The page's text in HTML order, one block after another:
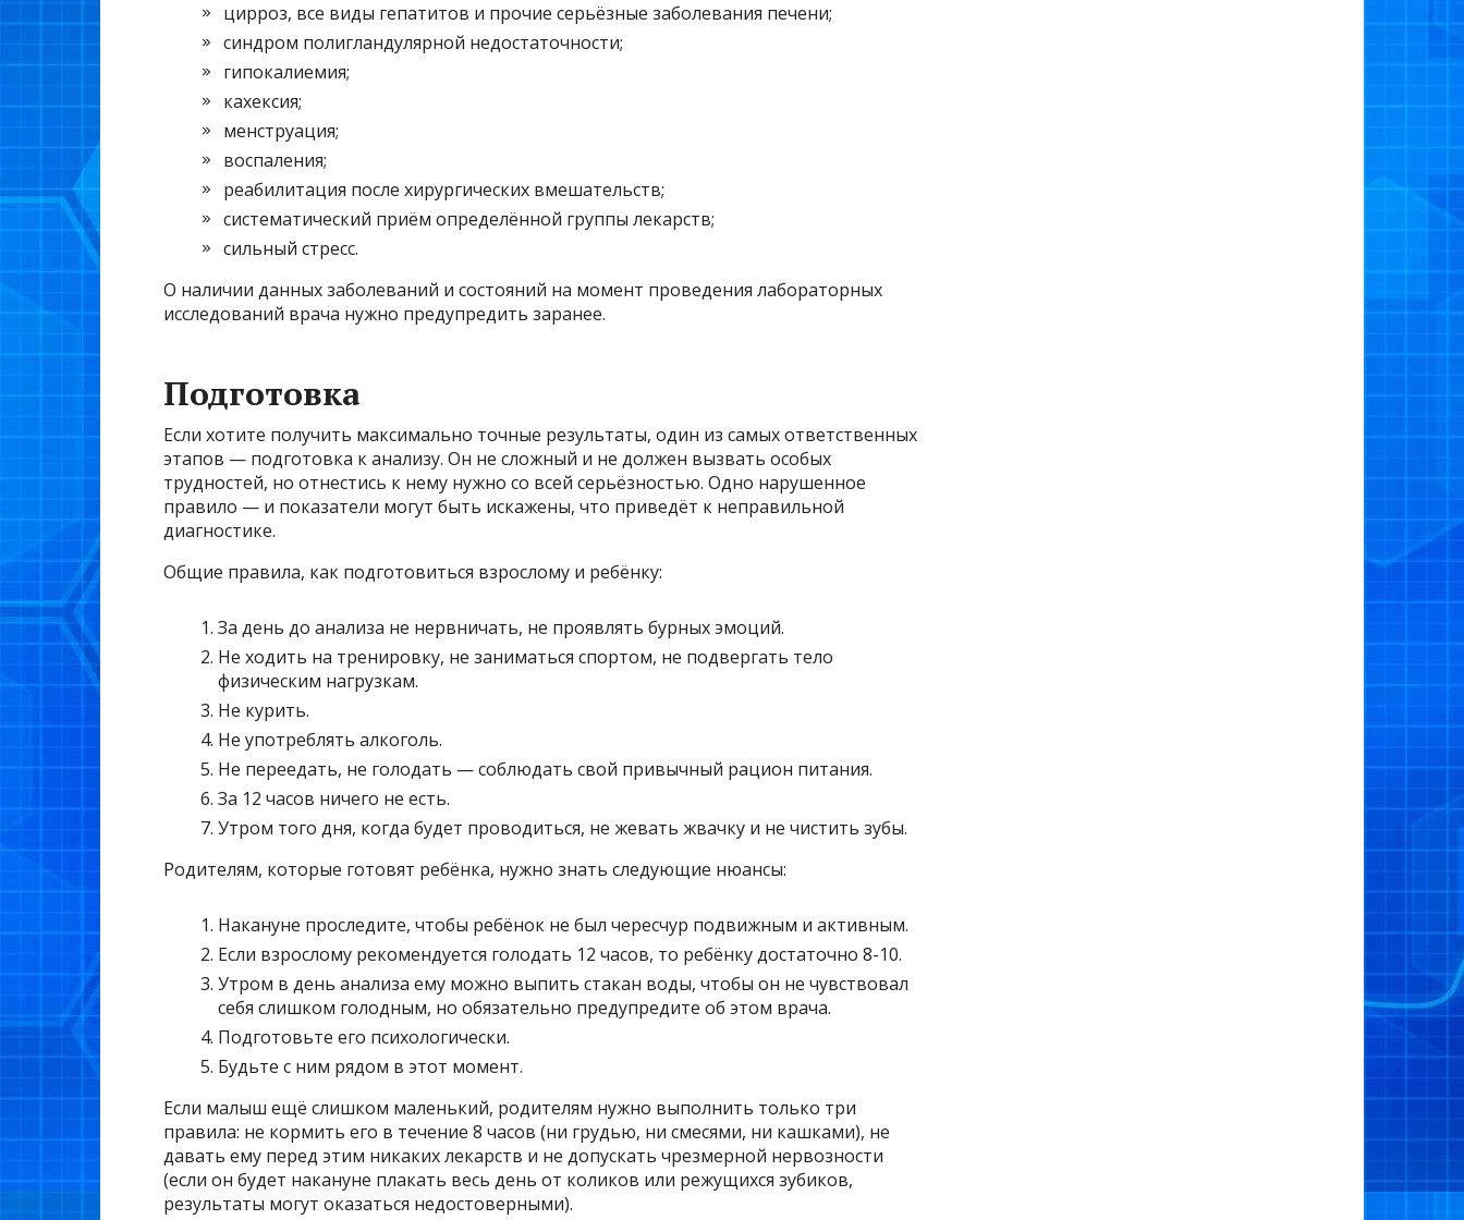
цирроз, все виды гепатитов и прочие серьёзные заболевания печени;
синдром полигландулярной недостаточности;
гипокалиемия;
кахексия;
менструация;
воспаления;
реабилитация после хирургических вмешательств;
систематический приём определённой группы лекарств;
сильный стресс.
О наличии данных заболеваний и состояний на момент проведения лабораторных
исследований врача нужно предупредить заранее.
Подготовка
Если хотите получить максимально точные результаты, один из самых ответственных
этапов — подготовка к анализу. Он не сложный и не должен вызвать особых
трудностей, но отнестись к нему нужно со всей серьёзностью. Одно нарушенное
правило — и показатели могут быть искажены, что приведёт к неправильной
диагностике.
Общие правила, как подготовиться взрослому и ребёнку:
За день до анализа не нервничать, не проявлять бурных эмоций.
Не ходить на тренировку, не заниматься спортом, не подвергать тело
физическим нагрузкам.
Не курить.
Не употреблять алкоголь.
Не переедать, не голодать — соблюдать свой привычный рацион питания.
За 12 часов ничего не есть.
Утром того дня, когда будет проводиться, не жевать жвачку и не чистить зубы.
Родителям, которые готовят ребёнка, нужно знать следующие нюансы:
Накануне проследите, чтобы ребёнок не был чересчур подвижным и активным.
Если взрослому рекомендуется голодать 12 часов, то ребёнку достаточно 8-10.
Утром в день анализа ему можно выпить стакан воды, чтобы он не чувствовал
себя слишком голодным, но обязательно предупредите об этом врача.
Подготовьте его психологически.
Будьте с ним рядом в этот момент.
Если малыш ещё слишком маленький, родителям нужно выполнить только три
правила: не кормить его в течение 8 часов (ни грудью, ни смесями, ни кашками), не
давать ему перед этим никаких лекарств и не допускать чрезмерной нервозности
(если он будет накануне плакать весь день от коликов или режущихся зубиков,
результаты могут оказаться недостоверными).